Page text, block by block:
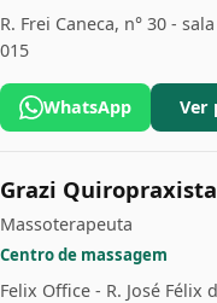
R. Frei Caneca, n° 30 -
015
WhatsApp Ver
Grazi
Massoterapeuta
Centro de massagem
Felix Office - R. José Félix